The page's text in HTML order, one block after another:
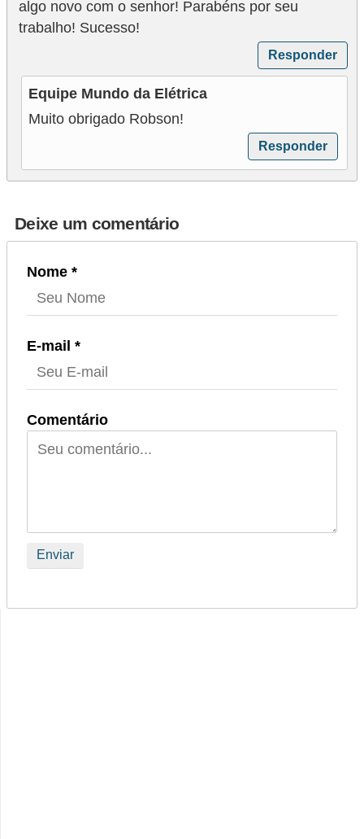
algo novo com o senhor! Parabéns por seu
trabalho! Sucesso!
Responder
Equipe Mundo da Elétrica
Muito obrigado Robson!
Responder
Deixe um comentário
Nome *
E-mail *
Comentário
t
r
c
d
d